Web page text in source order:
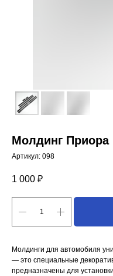
Молдинг Приора
Артикул: 098
1 000 ₽
Молдинги для автомобиля
— это специальные
предназначены для